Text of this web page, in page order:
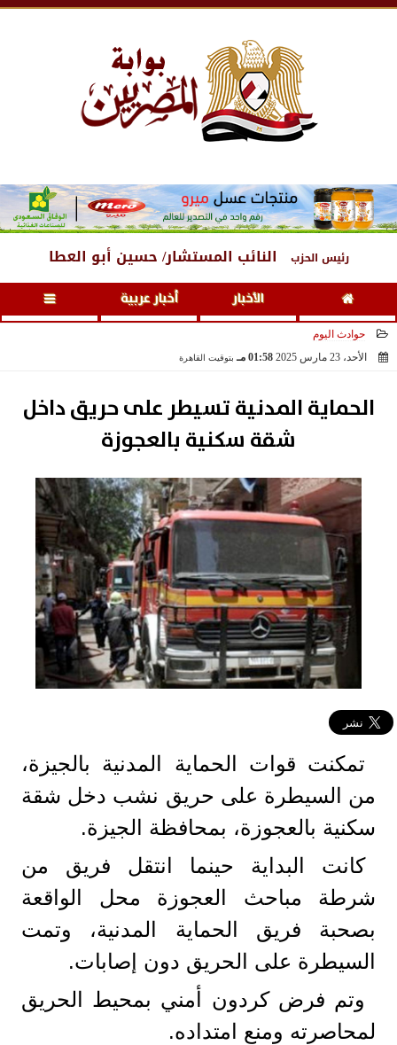
رئيس الحزب النائب المستشار/ حسين أبو العطا
الأخبار أخبار عربية
حوادث اليوم
الأحد، 23 مارس 2025
01:58 مـ بتوقيت القاهرة
الحماية المدنية تسيطر على حريق داخل
شقة سكنية بالعجوزة
تمكنت قوات الحماية المدنية بالجيزة،
من السيطرة على حريق نشب دخل شقة
سكنية بالعجوزة، بمحافظة الجيزة.
كانت البداية حينما انتقل فريق من
شرطة مباحث العجوزة محل الواقعة
بصحبة فريق الحماية المدنية، وتمت
السيطرة على الحريق دون إصابات.
وتم فرض كردون أمني بمحيط الحريق
لمحاصرته ومنع امتداده.